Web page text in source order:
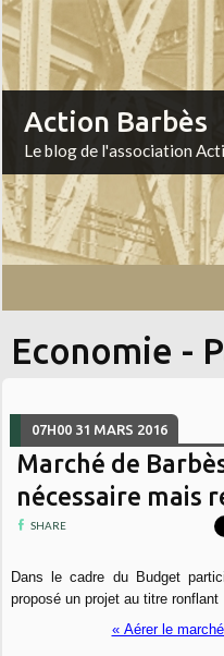
Action Barbès
Le blog de l'association
Economie -
07H00 31 MARS 2016
Marché de
nécessaire mais
SHARE
Dans le cadre du Budget
proposé un projet au titre ronflant
« Aérer le